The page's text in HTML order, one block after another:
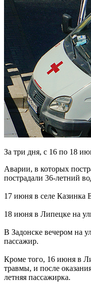
За три дня, с 16 по 18
Аварии, в которых
пострадали 36-летний
17 июня в селе Казинка
18 июня в Липецке на
В Задонске вечером на
пассажир.
Кроме того, 16 июня в
травмы, и после
летняя пассажирка.